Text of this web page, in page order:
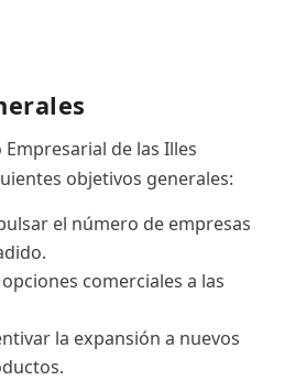
de las Illes
objetivos generales:
el número de empresas
comerciales a las
la expansión a nuevos